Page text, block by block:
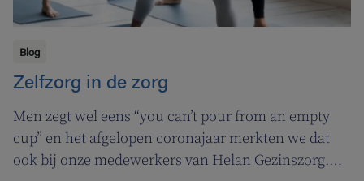
Blog
Zelfzorg in de zorg
Men zegt wel eens “you can’t pour from an empty
cup” en het afgelopen coronajaar merkten we dat
ook bij onze medewerkers van Helan Gezinszorg.